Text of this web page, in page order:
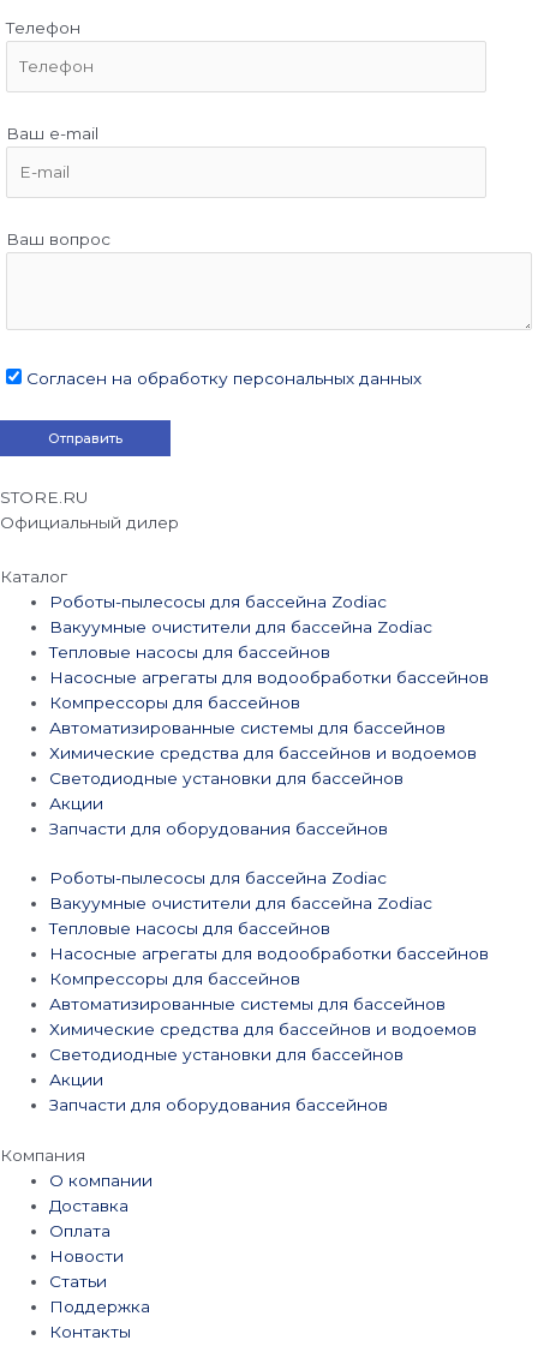
Телефон
Ваш e-mail
Ваш вопрос
Согласен на обработку персональных данных
STORE.RU
Официальный дилер
Каталог
Роботы-пылесосы для бассейна Zodiac
Вакуумные очистители для бассейна Zodiac
Тепловые насосы для бассейнов
Насосные агрегаты для водообработки бассейнов
Компрессоры для бассейнов
Автоматизированные системы для бассейнов
Химические средства для бассейнов и водоемов
Светодиодные установки для бассейнов
Акции
Запчасти для оборудования бассейнов
Роботы-пылесосы для бассейна Zodiac
Вакуумные очистители для бассейна Zodiac
Тепловые насосы для бассейнов
Насосные агрегаты для водообработки бассейнов
Компрессоры для бассейнов
Автоматизированные системы для бассейнов
Химические средства для бассейнов и водоемов
Светодиодные установки для бассейнов
Акции
Запчасти для оборудования бассейнов
Компания
О компании
Доставка
Оплата
Новости
Статьи
Поддержка
Контакты